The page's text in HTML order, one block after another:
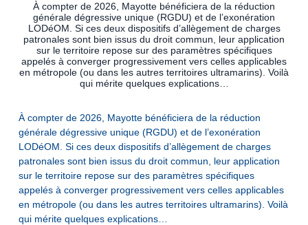
À compter de 2026, Mayotte bénéficiera de la réduction
générale dégressive unique (RGDU) et de l’exonération
LODéOM. Si ces deux dispositifs d’allègement de charges
patronales sont bien issus du droit commun, leur application
sur le territoire repose sur des paramètres spécifiques
appelés à converger progressivement vers celles applicables
en métropole (ou dans les autres territoires ultramarins). Voilà
qui mérite quelques explications…
À compter de 2026, Mayotte bénéficiera de la réduction
générale dégressive unique (RGDU) et de l’exonération
LODéOM. Si ces deux dispositifs d’allègement de charges
patronales sont bien issus du droit commun, leur application
sur le territoire repose sur des paramètres spécifiques
appelés à converger progressivement vers celles applicables
en métropole (ou dans les autres territoires ultramarins). Voilà
qui mérite quelques explications…